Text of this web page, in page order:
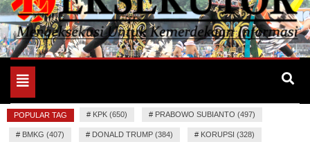
EKSEKUTOR
Mengeksekusi Berita Untuk Kemerdekaan dan Keadilan
Toggle
navigation
POPULAR TAG # KPK (650) # PRABOWO SUBIANTO (497)
# BMKG (407) # DONALD TRUMP (384) # KORUPSI (328)